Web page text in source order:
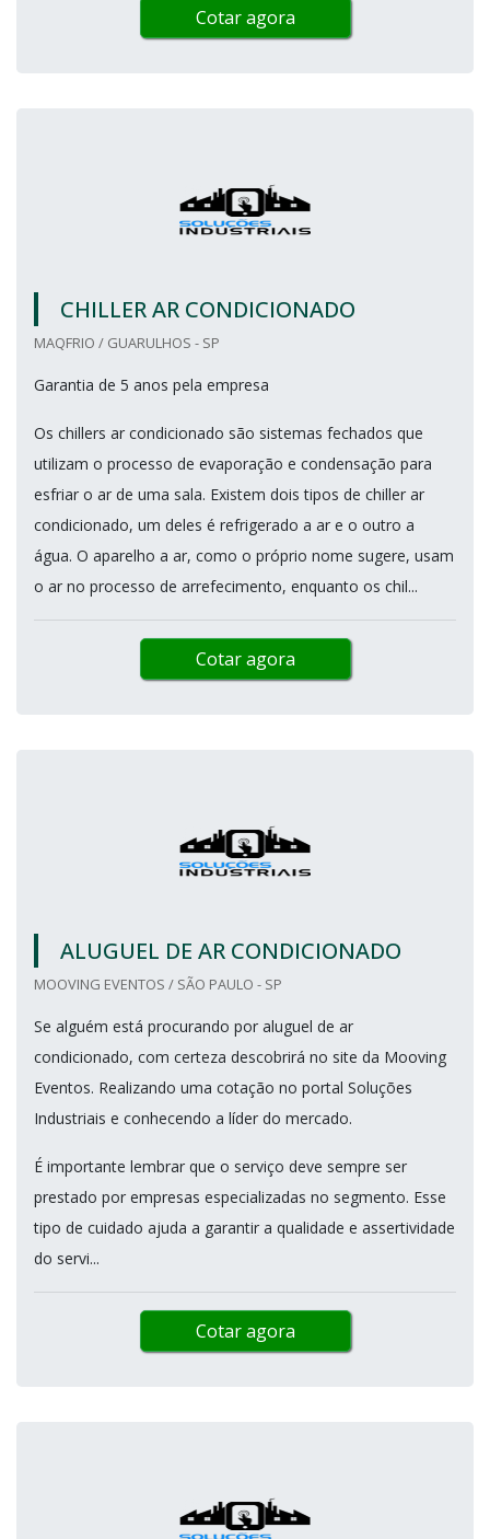
Cotar agora
CHILLER AR CONDICIONADO
MAQFRIO / GUARULHOS - SP
Garantia de 5 anos pela empresa
Os chillers ar condicionado são sistemas fechados que
utilizam o processo de evaporação e condensação para
esfriar o ar de uma sala. Existem dois tipos de chiller ar
condicionado, um deles é refrigerado a ar e o outro a
água. O aparelho a ar, como o próprio nome sugere, usam
o ar no processo de arrefecimento, enquanto os chil...
Cotar agora
ALUGUEL DE AR CONDICIONADO
MOOVING EVENTOS / SÃO PAULO - SP
Se alguém está procurando por aluguel de ar
condicionado, com certeza descobrirá no site da Mooving
Eventos. Realizando uma cotação no portal Soluções
Industriais e conhecendo a líder do mercado.
É importante lembrar que o serviço deve sempre ser
prestado por empresas especializadas no segmento. Esse
tipo de cuidado ajuda a garantir a qualidade e assertividade
do servi...
Cotar agora